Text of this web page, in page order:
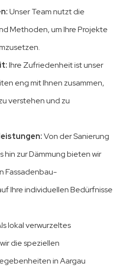
Unser Team nutzt die
Methoden, um Ihre Projekte
Ihre Zufriedenheit ist unser
eng mit Ihnen zusammen,
verstehen und zu
Von der Sanierung
hin zur Dämmung bieten wir
Fassadenbau-
Ihre individuellen Bedürfnisse
lokal verwurzeltes
die speziellen
in Aargau